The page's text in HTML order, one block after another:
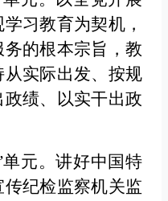
习教育为契机，
的根本宗旨，教
实际出发、按规
绩、以实干出政
单元。讲好中国特
纪检监察机关监